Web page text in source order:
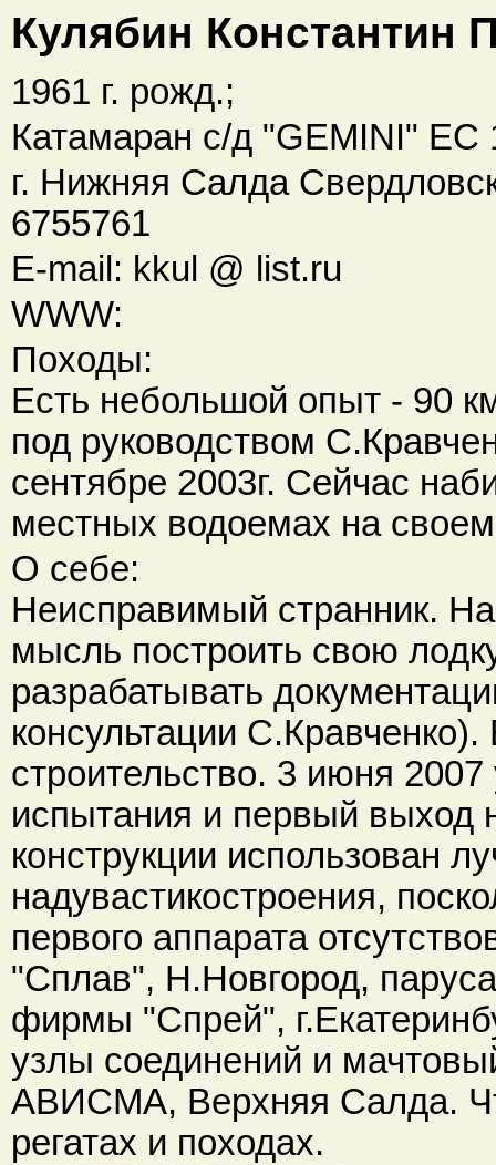
Кулябин Константин
1961 г. рожд.;
Катамаран с/д "GEMINI" ЕС
г. Нижняя Салда
6755761
E-mail: kkul @ list.ru
WWW:
Походы:
Есть небольшой опыт - 90
под руководством
сентябре 2003г. Сейчас
местных водоемах на
О себе:
Неисправимый странник.
мысль построить свою
разрабатывать
консультации
строительство. 3 июня
испытания и первый выход
конструкции использован
надувастикостроения,
первого аппарата
"Сплав", Н.Новгород,
фирмы "Спрей",
узлы соединений и
АВИСМА, Верхняя Салда.
регатах и походах.